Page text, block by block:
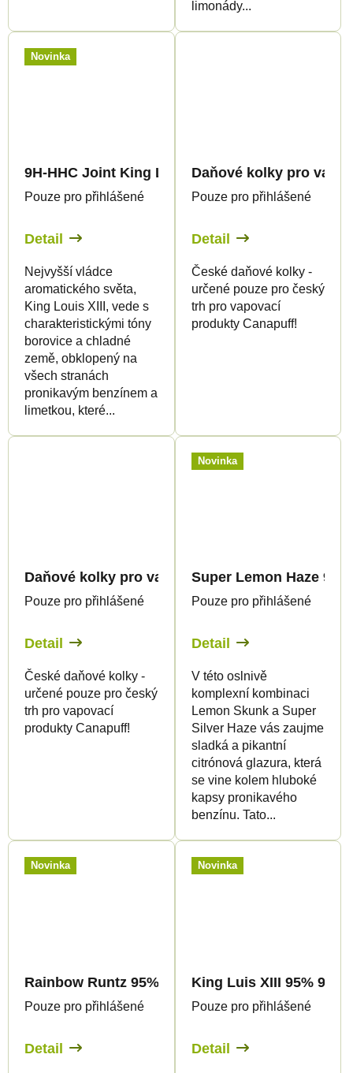
limonády...
Novinka
9H-HHC Joint King Luis XIII 99%
Pouze pro přihlášené
Detail
Nejvyšší vládce
aromatického světa,
King Louis XIII, vede s
charakteristickými tóny
borovice a chladné
země, obklopený na
všech stranách
pronikavým benzínem a
limetkou, které...
Daňové kolky pro
Pouze pro přihlášené
Detail
České daňové kolky -
určené pouze pro český
trh pro vapovací
produkty Canapuff!
Daňové kolky pro vapovací produkty 1ml -
Pouze pro přihlášené
Detail
České daňové kolky -
určené pouze pro český
trh pro vapovací
produkty Canapuff!
Novinka
Super Lemon Haze
Pouze pro přihlášené
Detail
V této oslnivě
komplexní kombinaci
Lemon Skunk a Super
Silver Haze vás zaujme
sladká a pikantní
citrónová glazura, která
se vine kolem hluboké
kapsy pronikavého
benzínu. Tato...
Novinka
Rainbow Runtz 95% 9H-HHC - Jednorázovka -
Pouze pro přihlášené
Detail
Novinka
King Luis XIII 95% 9H-
Pouze pro přihlášené
Detail